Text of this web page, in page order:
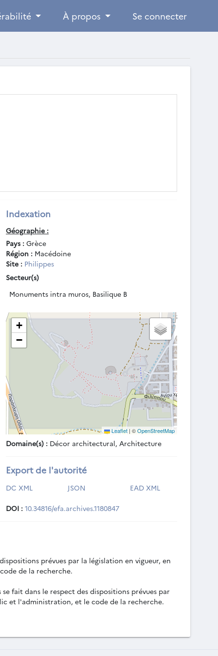
À propos Se connecter
Indexation
Géographie :
Pays : Grèce
Région : Macédoine
Site : Philippes
Secteur(s)
Monuments intra muros, Basilique B
+
−
Leaflet | ©OpenStreetMap
Domaine(s) : Décor architectural, Architecture
Export de l'autorité
DC XML JSON EAD XML
DOI : 10.34816/efa.archives.1180847
prévues par la législation en vigueur, en
de la recherche.
fait dans le respect des dispositions prévues par
et l'administration, et le code de la recherche.